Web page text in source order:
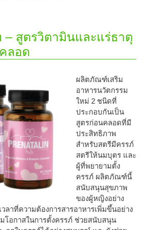
– สูตรวิตามินและแร่ธาตุ
ลอด
ผลิตภัณฑ์เสริม
อาหารนวัตกรรม
ใหม่ 2 ชนิดที่
ประกอบกันเป็น
สูตรก่อนคลอดที่มี
ประสิทธิภาพ
สำหรับสตรีมีครรภ์
สตรีให้นมบุตร และ
ผู้ที่พยายามตั้ง
ครรภ์ ผลิตภัณฑ์นี้
สนับสนุนสุขภาพ
ของผู้หญิงอย่าง
ลาที่ความต้องการสารอาหารเพิ่มขึ้นอย่าง
โอกาสในการตั้งครรภ์ ช่วยสนับสนุน